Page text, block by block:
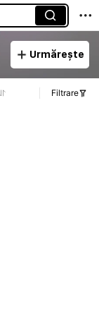
Urmărește
Filtrare